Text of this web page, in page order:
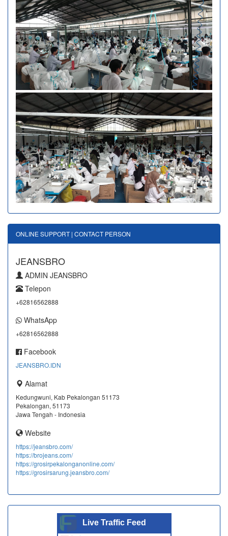
ONLINE SUPPORT | CONTACT PERSON
JEANSBRO
ADMIN JEANSBRO
Telepon
+62816562888
WhatsApp
+62816562888
Facebook
JEANSBRO.IDN
Alamat
Kedungwuni, Kab Pekalongan 51173
Pekalongan, 51173
Jawa Tengah - Indonesia
Website
https://jeansbro.com/
https://brojeans.com/
https://grosirpekalonganonline.com/
https://grosirsarung.jeansbro.com/
Live Traffic Feed